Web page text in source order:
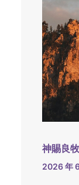
神賜良
2026 年